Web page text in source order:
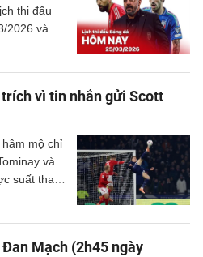
thi đấu
2026 và
sóng trực
vì tin nhắn gửi Scott
mộ chỉ
và
suất tham
Mạch (2h45 ngày